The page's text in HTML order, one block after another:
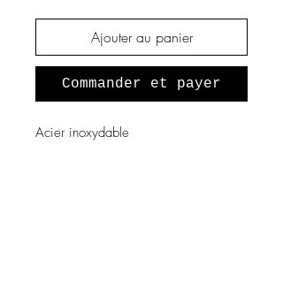
Ajouter au panier
Commander et payer
Acier inoxydable